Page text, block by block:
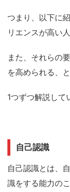
つまり、以下に
リエンスが高い
また、それらの
を高められる、
1つずつ解説して
自己認識
自己認識とは、
識をする能力の